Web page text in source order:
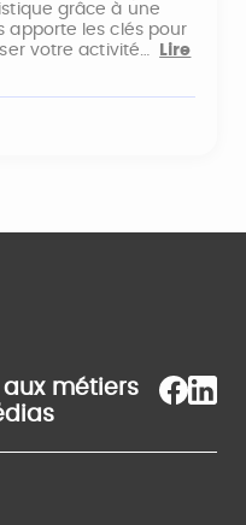
grâce à une
apporte les clés pour
votre activité…
Lire
métiers